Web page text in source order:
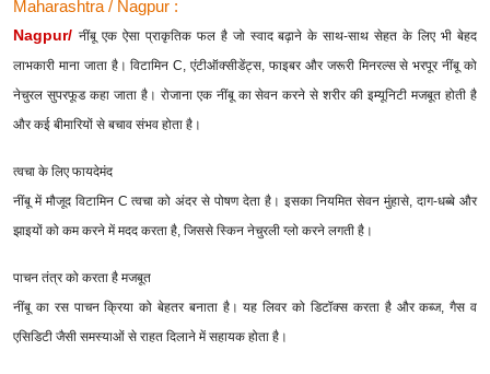
Maharashtra / Nagpur :
Nagpur/ नींबू एक ऐसा प्राकृतिक फल है जो स्वाद बढ़ाने के साथ-साथ सेहत के लिए भी बेहद
लाभकारी माना जाता है। विटामिन C, एंटीऑक्सीडेंट्स, फाइबर और जरूरी मिनरल्स से भरपूर नींबू को
नेचुरल सुपरफूड कहा जाता है। रोजाना एक नींबू का सेवन करने से शरीर की इम्यूनिटी मजबूत होती है
और कई बीमारियों से बचाव संभव होता है।
त्वचा के लिए फायदेमंद
नींबू में मौजूद विटामिन C त्वचा को अंदर से पोषण देता है। इसका नियमित सेवन मुंहासे, दाग-धब्बे और
झाइयों को कम करने में मदद करता है, जिससे स्किन नेचुरली ग्लो करने लगती है।
पाचन तंत्र को करता है मजबूत
नींबू का रस पाचन क्रिया को बेहतर बनाता है। यह लिवर को डिटॉक्स करता है और कब्ज, गैस व
एसिडिटी जैसी समस्याओं से राहत दिलाने में सहायक होता है।